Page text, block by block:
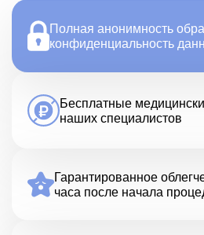
Полная анонимность
конфиденциальность
Бесплатные
наших специалистов
Гарантированное
часа после начала